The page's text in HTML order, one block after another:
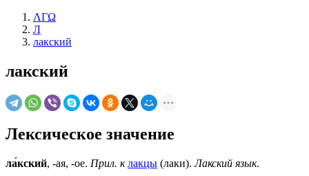
ΛΓΩ
Л
лакский
лакский
Лексическое значение
ла́кский, -ая, -ое. Прил. к лакцы (лаки).Лакский язык.